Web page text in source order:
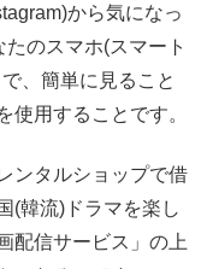
から気になっ
のスマホ(スマート
、簡単に見ること
使用することです。
ンタルショップで借
(韓流)ドラマを楽し
配信サービス」の上